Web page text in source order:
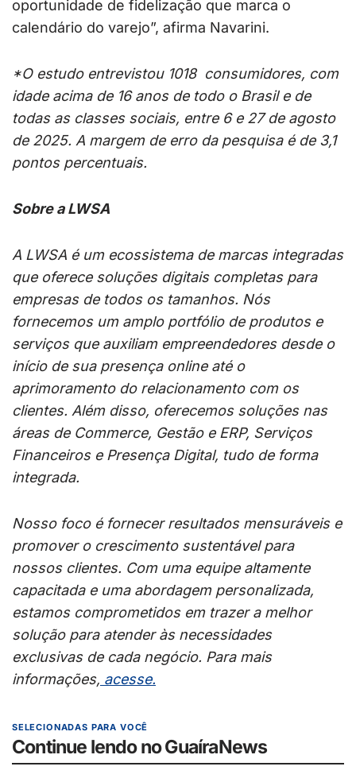
oportunidade de fidelização que marca o
calendário do varejo”, afirma Navarini.
*O estudo entrevistou 1018 consumidores, com
idade acima de 16 anos de todo o Brasil e de
todas as classes sociais, entre 6 e 27 de agosto
de 2025. A margem de erro da pesquisa é de 3,1
pontos percentuais.
Sobre a LWSA
A LWSA é um ecossistema de marcas integradas
que oferece soluções digitais completas para
empresas de todos os tamanhos. Nós
fornecemos um amplo portfólio de produtos e
serviços que auxiliam empreendedores desde o
início de sua presença online até o
aprimoramento do relacionamento com os
clientes. Além disso, oferecemos soluções nas
áreas de Commerce, Gestão e ERP, Serviços
Financeiros e Presença Digital, tudo de forma
integrada.
Nosso foco é fornecer resultados mensuráveis e
promover o crescimento sustentável para
nossos clientes. Com uma equipe altamente
capacitada e uma abordagem personalizada,
estamos comprometidos em trazer a melhor
solução para atender às necessidades
exclusivas de cada negócio. Para mais
informações, acesse.
SELECIONADAS PARA VOCÊ
Continue lendo no GuaíraNews